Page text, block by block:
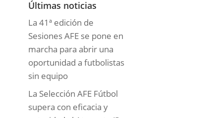
a
s
Últimas noticias
La 41ª edición de
Sesiones AFE se pone en
marcha para abrir una
oportunidad a futbolistas
sin equipo
La Selección AFE Fútbol
supera con eficacia y